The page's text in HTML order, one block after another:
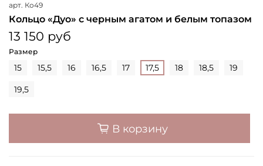
арт. Ко49
Кольцо «Дуо» с черным агатом и белым топазом
13 150 руб
Размер
15 15,5 16 16,5 17 17,5 18 18,5 19
19,5
В корзину